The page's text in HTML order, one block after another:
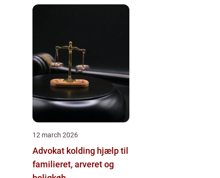
12 march 2026
Advokat kolding hjælp til
familieret, arveret og